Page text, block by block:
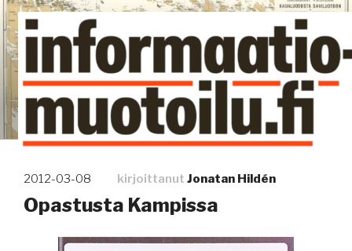
Siirry
sisältöön
Kuinka tieto tehdään näkyväksi
Julkaistu
2012-03-08 kirjoittanut Jonatan Hildén
Opastusta Kampissa